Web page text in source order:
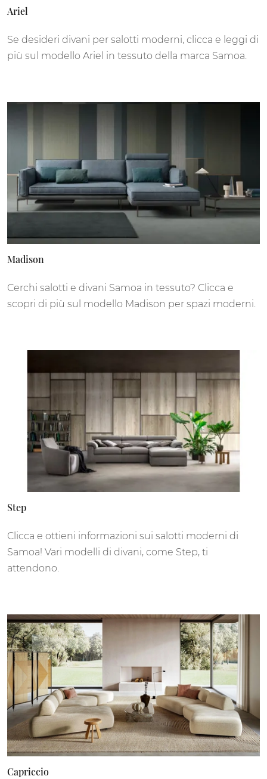
Ariel
Se desideri divani per salotti moderni, clicca e leggi di
più sul modello Ariel in tessuto della marca Samoa.
Madison
Cerchi salotti e divani Samoa in tessuto? Clicca e
scopri di più sul modello Madison per spazi moderni.
Step
Clicca e ottieni informazioni sui salotti moderni di
Samoa! Vari modelli di divani, come Step, ti
attendono.
Capriccio